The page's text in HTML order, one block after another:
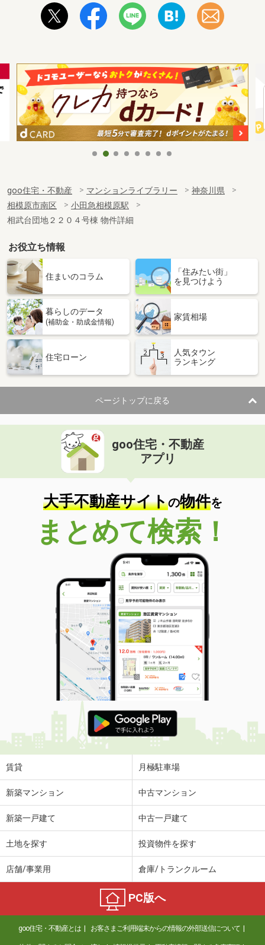
goo住宅・不動産 マンションライブラリー
神奈川県
相模原市南区
小田急相模原駅
相武台団地２２０４号棟 物件詳細
お役立ち情報
住まいのコラム
「住みたい街」
を見つけよう
暮らしのデータ
(補助金・助成金情報)
家賃相場
住宅ローン
人気タウン
ランキング
ページトップに戻る
goo住宅・不動産
アプリ
大手不動産サイトの物件を
まとめて検索！
賃貸 月極駐車場
新築マンション 中古マンション
新築一戸建て 中古一戸建て
土地を探す 投資物件を探す
店舗/事業用 倉庫/トランクルーム
PC版へ
goo住宅・不動産とは お客さまご利用端末からの情報の外部送信について